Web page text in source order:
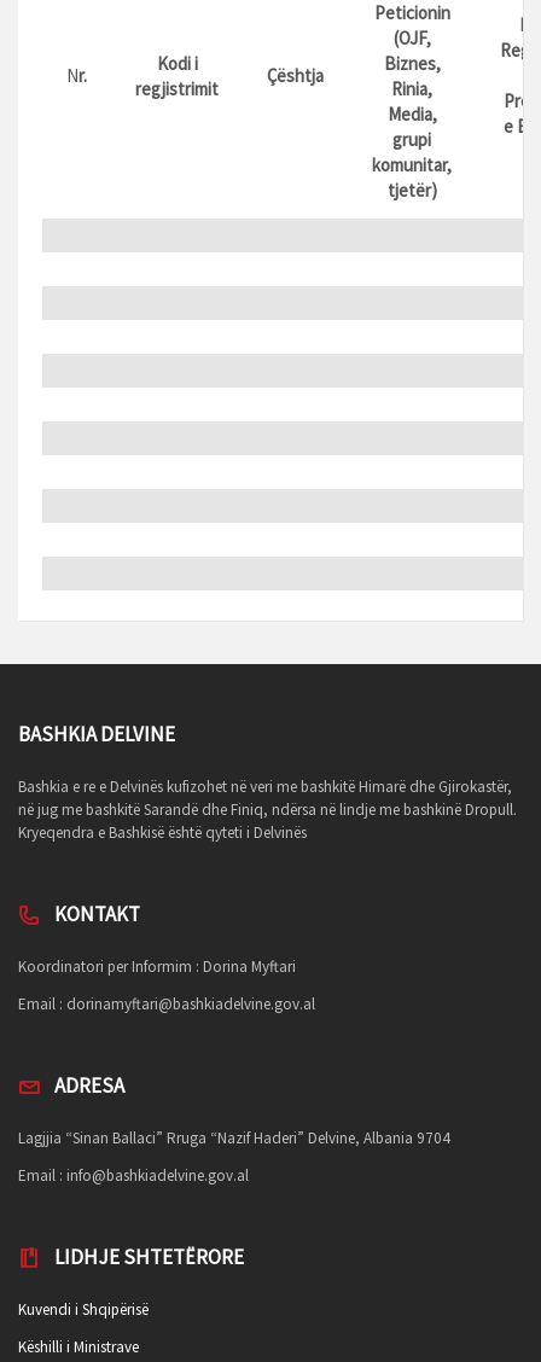
Nr.
Kodi i
regjistrimit
Çështja
Peticionin
(OJF,
Biznes,
Rinia,
Media,
grupi
komunitar,
tjetër)
e
BASHKIA DELVINE
Bashkia e re e Delvinës kufizohet në veri me bashkitë Himarë dhe Gjirokastër,
në jug me bashkitë Sarandë dhe Finiq, ndërsa në lindje me bashkinë Dropull.
Kryeqendra e Bashkisë është qyteti i Delvinës
KONTAKT
Koordinatori per Informim : Dorina Myftari
Email : dorinamyftari@bashkiadelvine.gov.al
ADRESA
Lagjjia “Sinan Ballaci” Rruga “Nazif Haderi” Delvine, Albania 9704
Email : info@bashkiadelvine.gov.al
LIDHJE SHTETËRORE
Kuvendi i Shqipërisë
Këshilli i Ministrave